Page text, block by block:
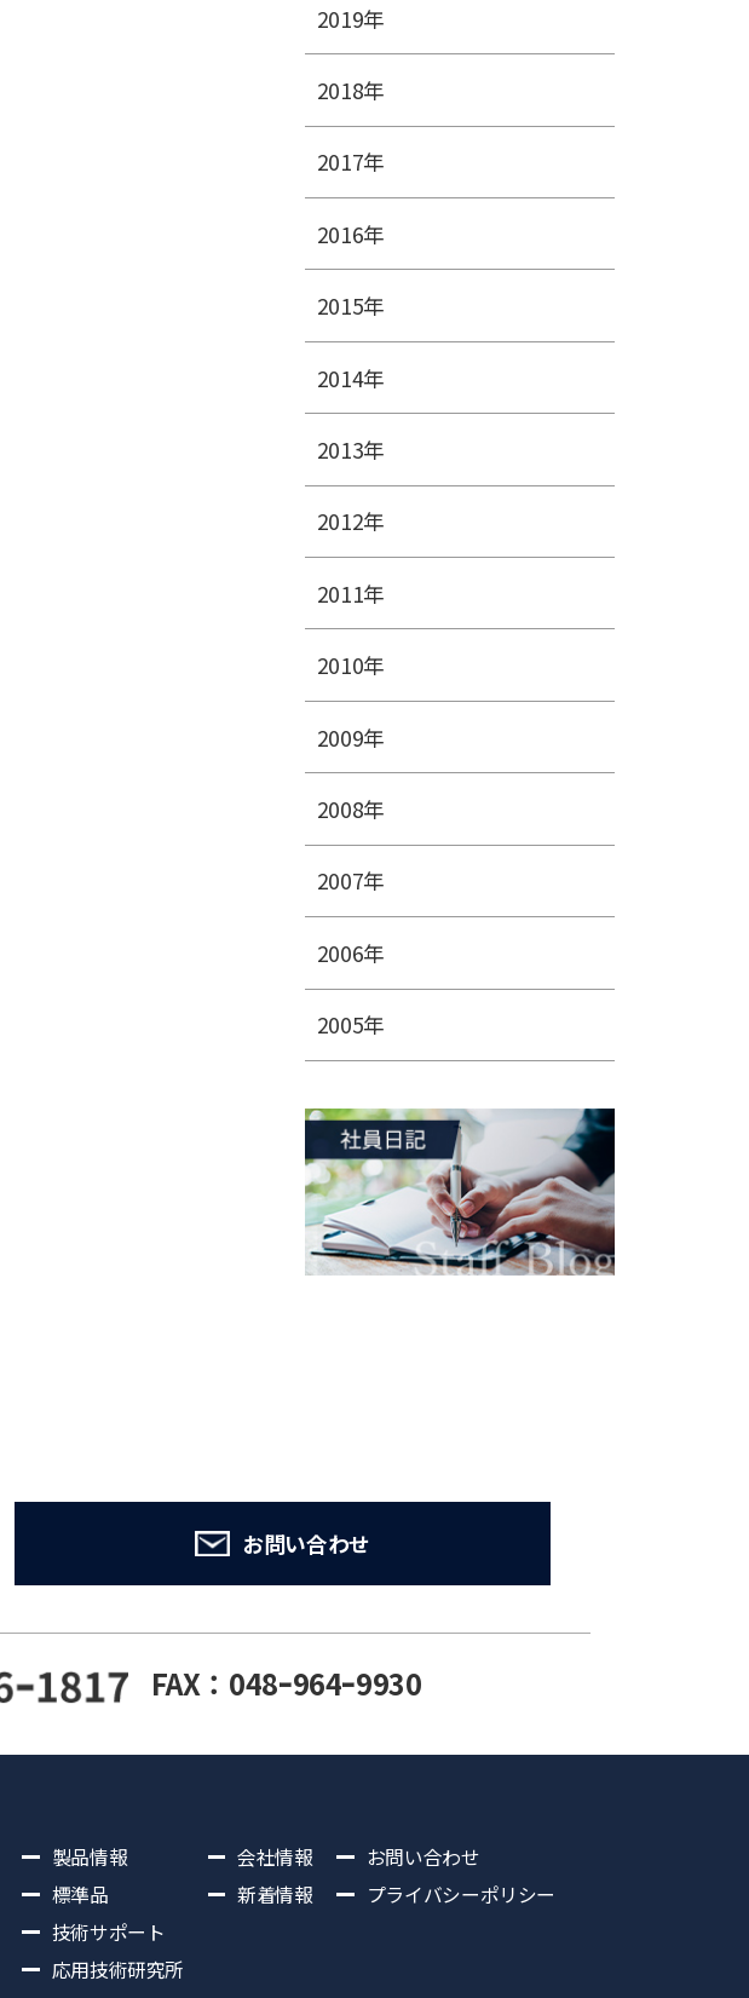
2019年
2018年
2017年
2016年
2015年
2014年
2013年
2012年
2011年
2010年
2009年
2008年
2007年
2006年
2005年
お問い合わせ
FAX：048ｰ964ｰ9930
製品情報
標準品
技術サポート
応用技術研究所
会社情報
新着情報
お問い合わせ
プライバシーポリシー